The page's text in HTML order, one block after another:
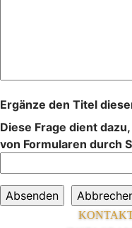
Ergänze den Titel
Diese Frage dient
von Formularen durch